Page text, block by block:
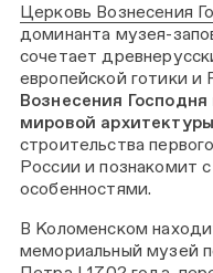
Церковь Вознесения
доминанта музея-
сочетает
европейской готики и
Вознесения
мировой
строительства
России и познакомит
особенностями.
В Коломенском
мемориальный музей